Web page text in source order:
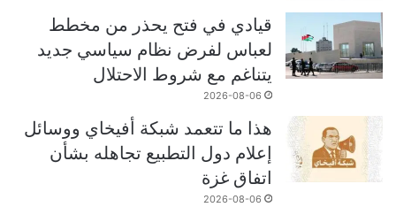
قيادي في فتح يحذر من مخطط
لعباس لفرض نظام سياسي جديد
يتناغم مع شروط الاحتلال
2026-08-06
هذا ما تتعمد شبكة أفيخاي ووسائل
إعلام دول التطبيع تجاهله بشأن
اتفاق غزة
2026-08-06